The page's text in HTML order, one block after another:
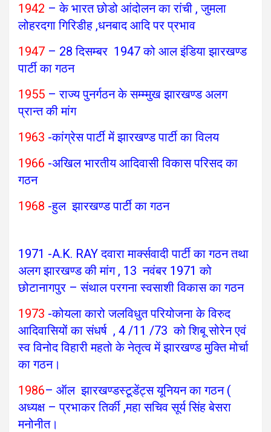
1942 – के भारत छोडो आंदोलन का रांची , जुमला
लोहरदगा गिरिडीह ,धनबाद आदि पर प्रभाव
1947 – 28 दिसम्बर 1947 को आल इंडिया झारखण्ड
पार्टी का गठन
1955 – राज्य पुनर्गठन के सम्म्मुख झारखण्ड अलग
प्रान्त की मांग
1963 -कांग्रेस पार्टी में झारखण्ड पार्टी का विलय
1966 -अखिल भारतीय आदिवासी विकास परिसद का
गठन
1968 -हुल झारखण्ड पार्टी का गठन
1971 -A.K. RAY दवारा मार्क्सवादी पार्टी का गठन तथा
अलग झारखण्ड की मांग , 13 नवंबर 1971 को
छोटानागपुर – संथाल परगना स्वसाशी विकास का गठन
1973 -कोयला कारो जलविधुत परियोजना के विरुद
आदिवासियों का संधर्ष , 4 /11 /73 को शिबू सोरेन एवं
स्व विनोद विहारी महतो के नेतृत्व में झारखण्ड मुक्ति मोर्चा
का गठन।
1986– ऑल झारखण्डस्टूडेंट्स यूनियन का गठन (
अध्यक्ष – प्रभाकर तिर्की ,महा सचिव सूर्य सिंह बेसरा
मनोनीत।